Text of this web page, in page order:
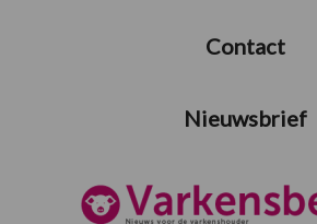
Contact
Nieuwsbrief